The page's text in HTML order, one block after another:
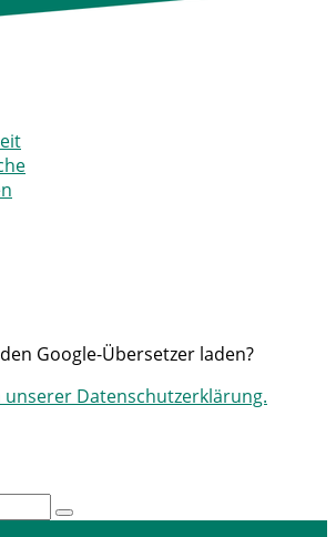
Google-Übersetzer laden?
unserer Datenschutzerklärung.